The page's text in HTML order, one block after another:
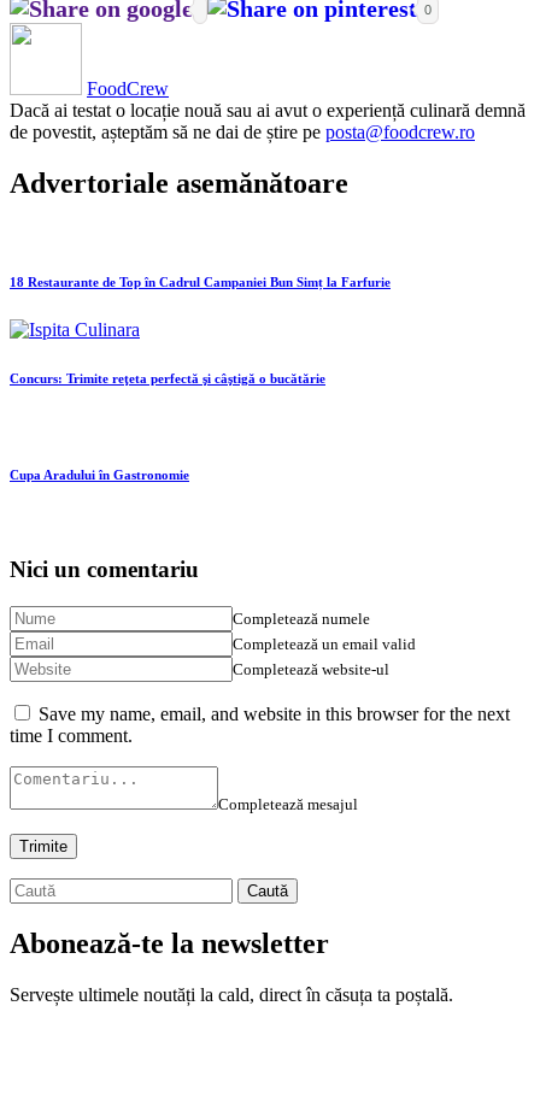
0
FoodCrew
Dacă ai testat o locație nouă sau ai avut o experiență culinară demnă
de povestit, așteptăm să ne dai de știre pe posta@foodcrew.ro
Advertoriale asemănătoare
18 Restaurante de Top în Cadrul Campaniei Bun Simț la Farfurie
Concurs: Trimite reţeta perfectă şi câştigă o bucătărie
Cupa Aradului în Gastronomie
Nici un comentariu
Completează numele
Completează un email valid
Completează website-ul
Save my name, email, and website in this browser for the next
time I comment.
Completează mesajul
Abonează-te la newsletter
Servește ultimele noutăți la cald, direct în căsuța ta poștală.